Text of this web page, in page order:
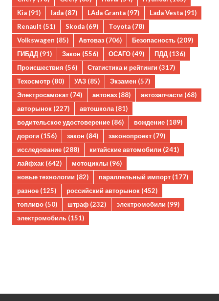
Kia (91) lada (87) LAda Granta (97) Lada Vesta (91)
Renault (51) Skoda (69) Toyota (78)
Volkswagen (85) Автоваз (706) Безопасность (209)
ГИБДД (91) Закон (556) ОСАГО (49) ПДД (136)
Происшествия (56) Статистика и рейтинги (317)
Техосмотр (80) УАЗ (85) Экзамен (57)
Электросамокат (74) автоваз (88) автозапчасти (68)
авторынок (227) автошкола(81)
водительское удостоверение (86) вождение (189)
дороги (156) закон (84) законопроект (79)
исследование (288) китайские автомобили (241)
лайфхак (642) мотоциклы (96)
новые технологии (82) параллельный импорт (177)
разное (125) российский авторынок (452)
топливо (50) штраф (232) электромобили (99)
электромобиль (151)